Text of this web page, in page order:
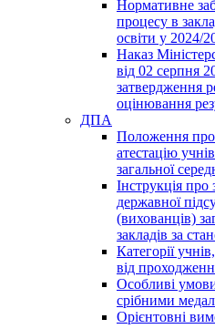
Нормативне
процесу в
освіти у 2024/
Наказ
від 02 серпня
затвердження
оцінювання
ДПА
Положення про
атестацію
загальної
Інструкція
державної
(вихованців)
закладів за
Категорії
від
Особливі
срібними
Орієнтовні